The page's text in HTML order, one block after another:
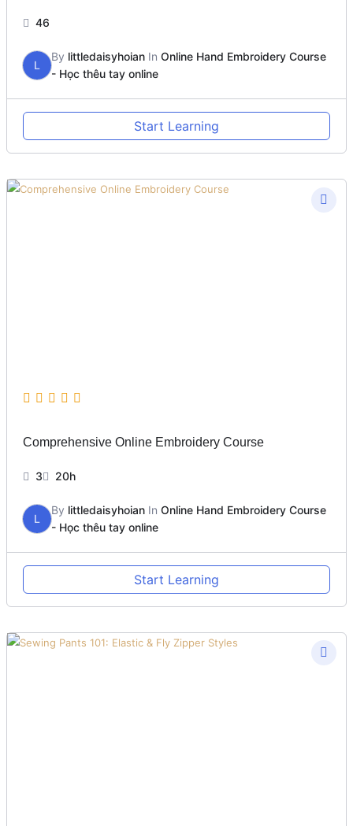
46
L
By littledaisyhoian InOnline Hand Embroidery Course
- Học thêu tay online
Start Learning
Comprehensive Online Embroidery Course
3 20h
L
By littledaisyhoian InOnline Hand Embroidery Course
- Học thêu tay online
Start Learning